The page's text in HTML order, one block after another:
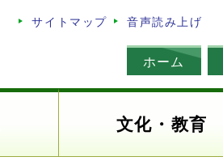
サイトマップ 音声読み上げ
ホーム
文化・教育